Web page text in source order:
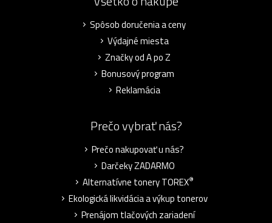
Spôsob doručenia a ceny
Výdajné miesta
Značky od A po Z
Bonusový program
Reklamácia
Prečo vybrať nás?
Prečo nakupovať u nás?
Darčeky ZADARMO
Alternatívne tonery TOREX®
Ekologická likvidácia a výkup tonerov
Prenájom tlačových zariadení